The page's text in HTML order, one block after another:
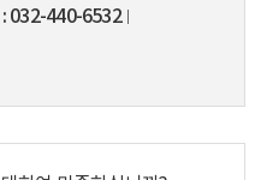
032-440-6532